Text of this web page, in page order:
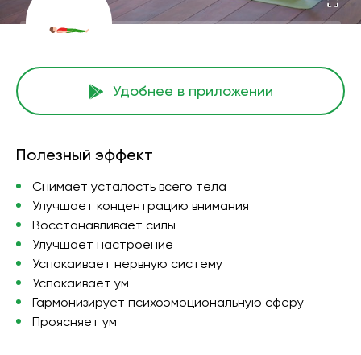
Удобнее в приложении
Полезный эффект
Снимает усталость всего тела
Улучшает концентрацию внимания
Восстанавливает силы
Улучшает настроение
Успокаивает нервную систему
Успокаивает ум
Гармонизирует психоэмоциональную сферу
Проясняет ум